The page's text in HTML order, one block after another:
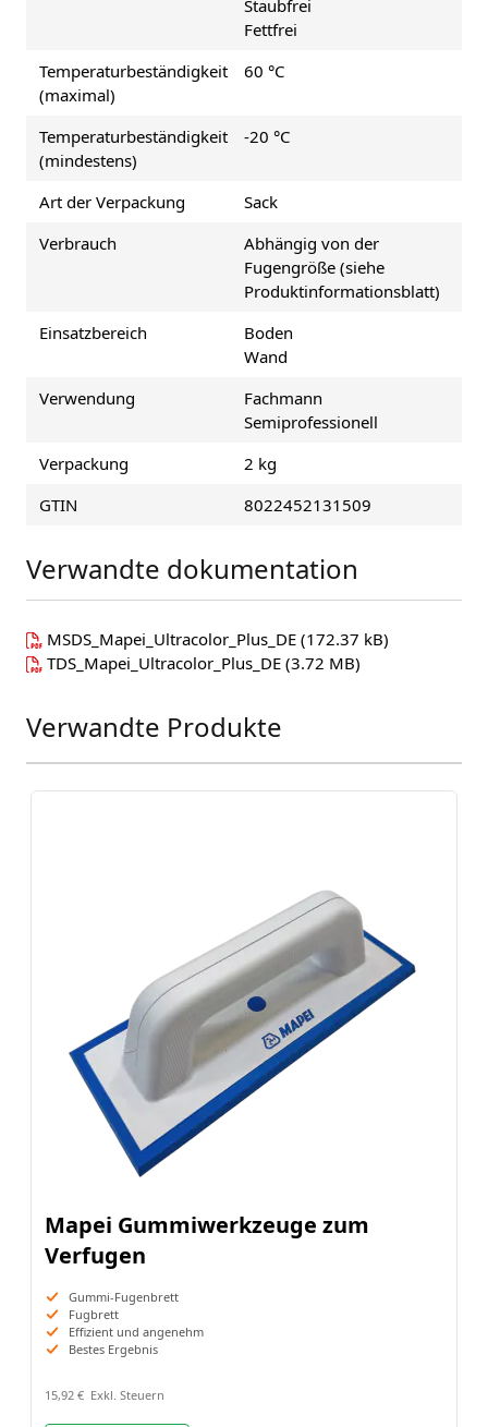
Staubfrei
Fettfrei
Temperaturbeständigkeit
(maximal)
60 °C
Temperaturbeständigkeit
(mindestens)
-20 °C
Art der Verpackung
Sack
Verbrauch
Abhängig von der
Fugengröße (siehe
Produktinformationsblatt)
Einsatzbereich
Boden
Wand
Verwendung
Fachmann
Semiprofessionell
Verpackung
2 kg
GTIN
8022452131509
Verwandte dokumentation
MSDS_Mapei_Ultracolor_Plus_DE (172.37 kB)
TDS_Mapei_Ultracolor_Plus_DE (3.72 MB)
Press to skip carousel
Verwandte Produkte
Mapei Gummiwerkzeuge zum
Verfugen
Gummi-Fugenbrett
Fugbrett
Effizient und angenehm
Bestes Ergebnis
15,92 €